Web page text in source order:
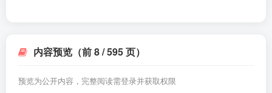
内容预览（前 8 / 595 页）
预览为公开内容，完整阅读需登录并获取权限